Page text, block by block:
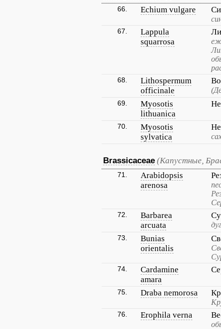
66. Echium vulgare
67.
Lappula
squarrosa
68.
Lithospermum
officinale
69.
Myosotis
lithuanica
70.
Myosotis
sylvatica
Brassicaceae (Капустные,
71.
Arabidopsis
arenosa
72.
Barbarea
arcuata
73.
Bunias
orientalis
74.
Cardamine
amara
75. Draba nemorosa
76. Erophila verna